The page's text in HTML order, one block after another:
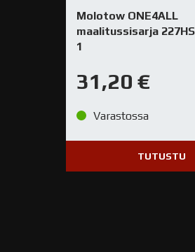
Molotow ONE4ALL
maalitussisarja
1
31,20 €
Varastossa
TUTUSTU